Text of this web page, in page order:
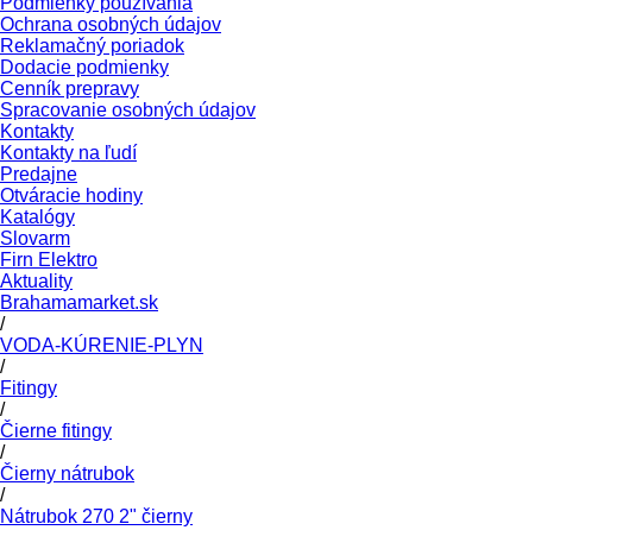
Ochrana osobných údajov
Reklamačný poriadok
Dodacie podmienky
Cenník prepravy
Spracovanie osobných údajov
Kontakty
Kontakty na ľudí
Predajne
Otváracie hodiny
Katalógy
Slovarm
Firn Elektro
Aktuality
Brahamamarket.sk
/
VODA-KÚRENIE-PLYN
/
Fitingy
/
Čierne fitingy
/
Čierny nátrubok
/
Nátrubok 270 2" čierny